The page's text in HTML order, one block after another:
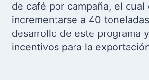
de café por campaña, el cual
incrementarse a 40
desarrollo de este programa
incentivos para la